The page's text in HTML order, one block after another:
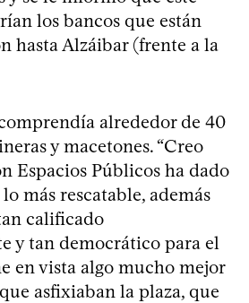
los bancos que están
hasta Alzáibar (frente a la
alrededor de 40
y macetones. “Creo
Espacios Públicos ha dado
más rescatable, además
calificado
y tan democrático para el
en vista algo mucho mejor
asfixiaban la plaza, que